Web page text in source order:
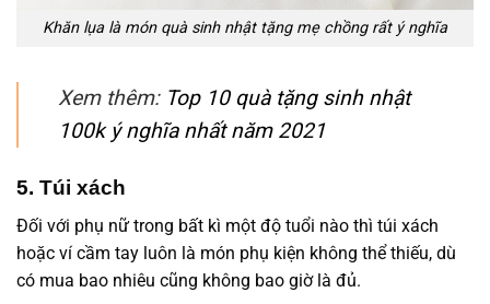
Khăn lụa là món quà sinh nhật tặng mẹ chồng rất ý nghĩa
Xem thêm: Top 10 quà tặng sinh nhật
100k ý nghĩa nhất năm 2021
5. Túi xách
Đối với phụ nữ trong bất kì một độ tuổi nào thì túi xách
hoặc ví cầm tay luôn là món phụ kiện không thể thiếu, dù
có mua bao nhiêu cũng không bao giờ là đủ.